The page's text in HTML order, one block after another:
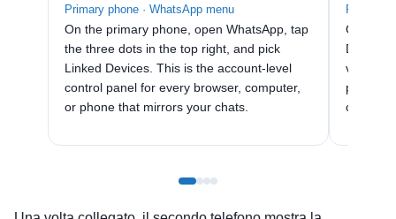
Primary phone · WhatsApp menu
On the primary phone, open WhatsApp, tap
the three dots in the top right, and pick
Linked Devices. This is the account-level
control panel for every browser, computer,
or phone that mirrors your chats.
Primary
On the
Device.
pairing